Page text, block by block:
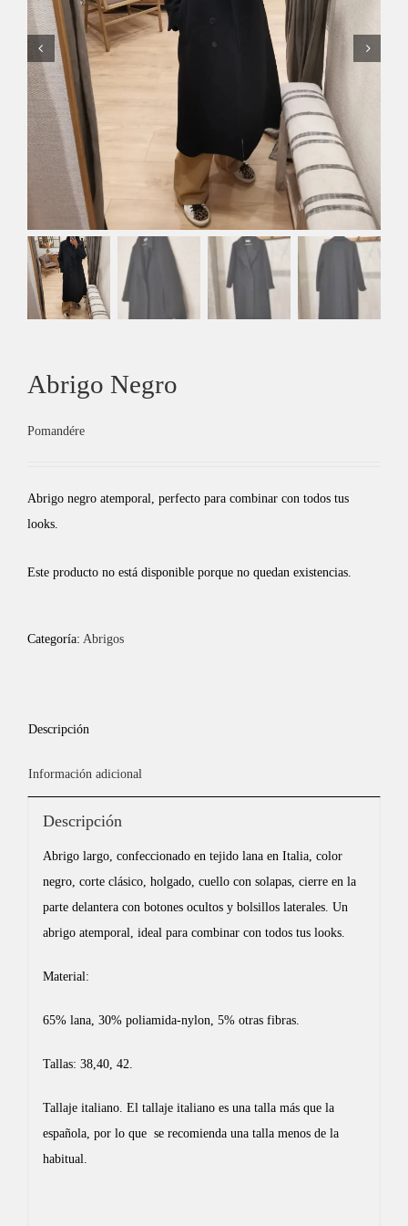
Abrigo Negro
Pomandére
Abrigo negro atemporal, perfecto para combinar con todos tus
looks.
Este producto no está disponible porque no quedan existencias.
Categoría: Abrigos
Descripción
Información adicional
Descripción
Abrigo largo, confeccionado en tejido lana en Italia, color
negro, corte clásico, holgado, cuello con solapas, cierre en la
parte delantera con botones ocultos y bolsillos laterales. Un
abrigo atemporal, ideal para combinar con todos tus looks.
Material:
65% lana, 30% poliamida-nylon, 5% otras fibras.
Tallas: 38,40, 42.
Tallaje italiano. El tallaje italiano es una talla más que la
española, por lo que se recomienda una talla menos de la
habitual.